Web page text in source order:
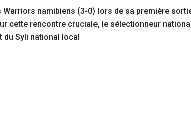
namibiens (3-0) lors de sa première
cette rencontre cruciale, le sélectionneur
du Syli national local